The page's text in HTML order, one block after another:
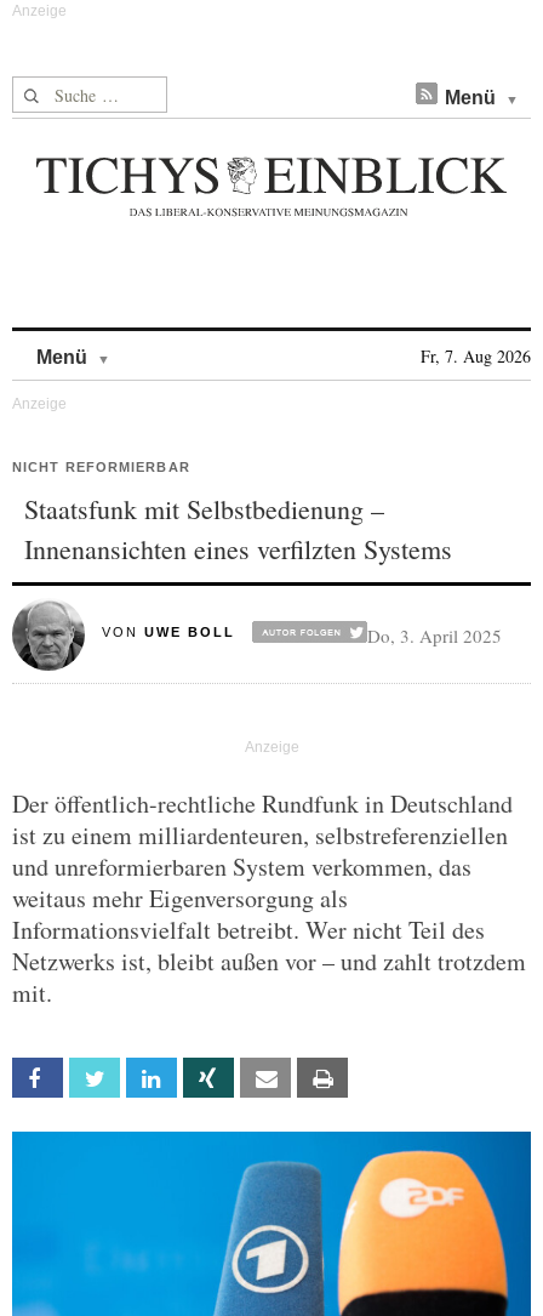
Suche nach: Menü
Menü Fr, 7. Aug 2026
NICHT REFORMIERBAR
Staatsfunk mit Selbstbedienung –
Innenansichten eines verfilzten Systems
VON UWE BOLL Do, 3. April 2025
Der öffentlich-rechtliche Rundfunk in Deutschland
ist zu einem milliardenteuren, selbstreferenziellen
und unreformierbaren System verkommen, das
weitaus mehr Eigenversorgung als
Informationsvielfalt betreibt. Wer nicht Teil des
Netzwerks ist, bleibt außen vor – und zahlt trotzdem
mit.
Facebook Twitter Linkedin Xing Email